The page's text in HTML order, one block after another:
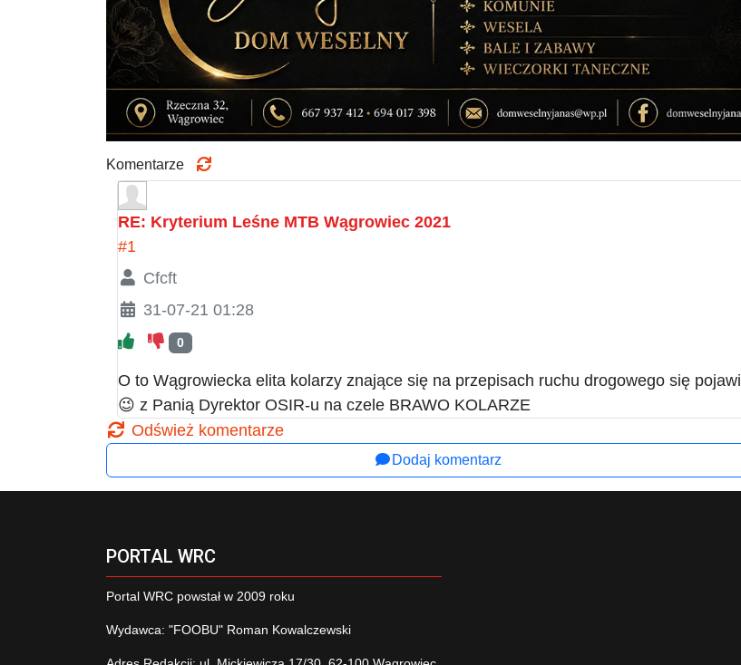
Komentarze
RE: Kryterium Leśne MTB Wągrowiec 2021
#1
Cfcft
31-07-21 01:28
0
O to Wągrowiecka elita kolarzy znające się na przepisach ruchu drogowego się pojawi
😉 z Panią Dyrektor OSIR-u na czele BRAWO KOLARZE
Odśwież komentarze
Dodaj komentarz
PORTAL WRC
Portal WRC powstał w 2009 roku
Wydawca: "FOOBU" Roman Kowalczewski